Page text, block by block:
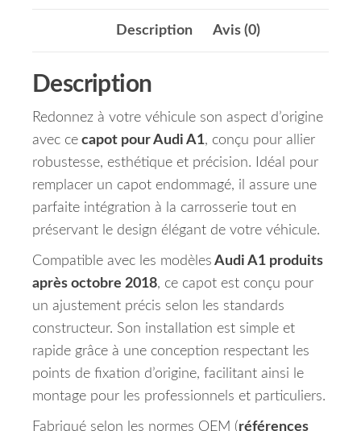
Description Avis (0)
Description
Redonnez à votre véhicule son aspect d’origine
avec ce capot pour Audi A1, conçu pour allier
robustesse, esthétique et précision. Idéal pour
remplacer un capot endommagé, il assure une
parfaite intégration à la carrosserie tout en
préservant le design élégant de votre véhicule.
Compatible avec les modèles Audi A1 produits
après octobre 2018, ce capot est conçu pour
un ajustement précis selon les standards
constructeur. Son installation est simple et
rapide grâce à une conception respectant les
points de fixation d’origine, facilitant ainsi le
montage pour les professionnels et particuliers.
Fabriqué selon les normes OEM (références